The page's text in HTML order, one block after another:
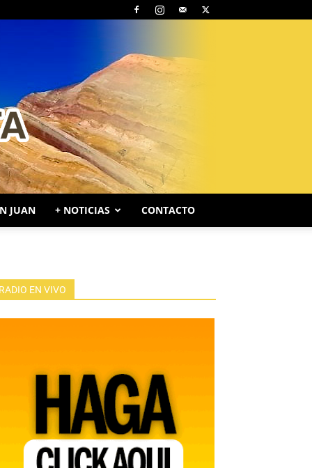
JUAN + NOTICIAS CONTACTO
RADIO EN VIVO